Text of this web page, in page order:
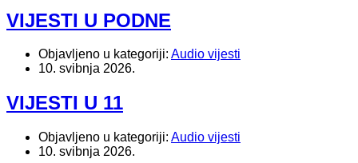
VIJESTI U PODNE
Objavljeno u kategoriji: Audio vijesti
10. svibnja 2026.
VIJESTI U 11
Objavljeno u kategoriji: Audio vijesti
10. svibnja 2026.